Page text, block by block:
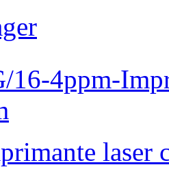
4ppm-
laser